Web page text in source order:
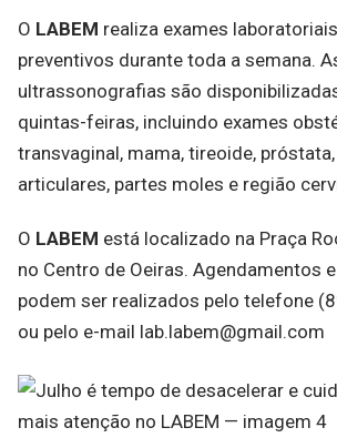
O LABEM realiza exames
preventivos durante toda a semana.
ultrassonografias são
quintas-feiras, incluindo exames
transvaginal, mama, tireoide,
articulares, partes moles e região
O LABEM está localizado na Praça
no Centro de Oeiras. Agendamentos
podem ser realizados pelo telefone
ou pelo e-mail lab.labem@gmail.com